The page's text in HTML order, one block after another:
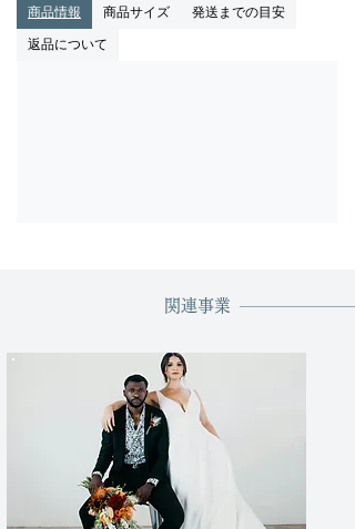
商品情報 商品サイズ
発送までの目安
返品について
関連事業